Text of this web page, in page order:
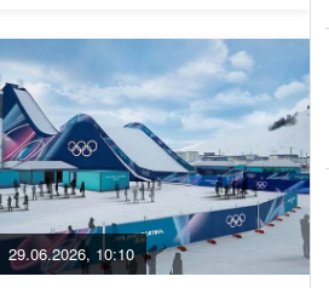
29.06.2026, 10:10